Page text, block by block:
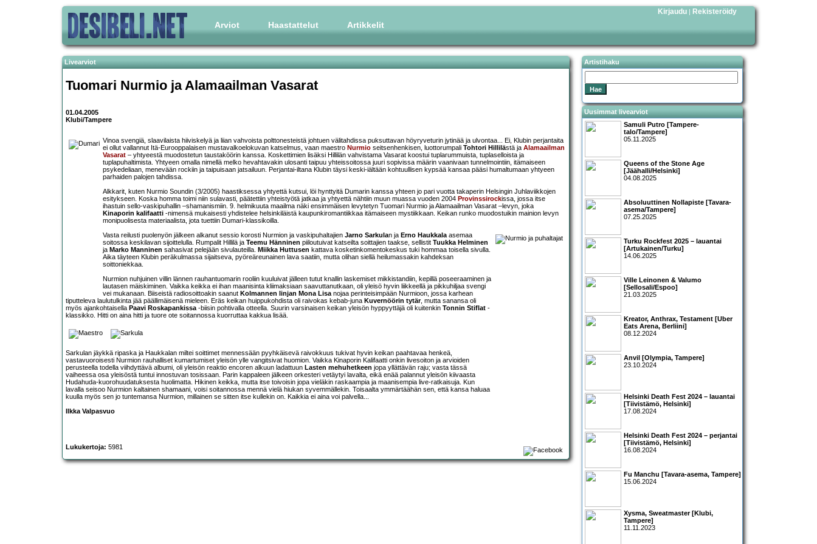
Arviot Haastattelut Artikkelit
Kirjaudu | Rekisteröidy
Livearviot
Tuomari Nurmio ja Alamaailman Vasarat
01.04.2005
Klubi/Tampere
Vinoa svengiä, slaavilaista hiiviskelyä ja liian vahvoista polttonesteistä johtuen välitahdissa puksuttavan höyryveturin jytinää ja ulvontaa... Ei, Klubin perjantaita
ei ollut vallannut Itä-Eurooppalaisen mustavalkoelokuvan katselmus, vaan maestro Nurmio seitsenhenkisen, luottorumpali Tohtori Hillilästä ja Alamaailman
Vasarat – yhtyeestä muodostetun taustaköörin kanssa. Koskettimien lisäksi Hillilän vahvistama Vasarat koostui tuplarummuista, tuplaselloista ja
tuplapuhaltimista. Yhtyeen omalla nimellä melko hevahtavakin ulosanti taipuu yhteissoitossa juuri sopivissa määrin vaanivaan tunnelmointiin, itämaiseen
psykedeliaan, menevään rockiin ja taipuisaan jatsailuun. Perjantai-iltana Klubin täysi keski-iältään kohtuullisen kypsää kansaa pääsi humaltumaan yhtyeen
parhaiden palojen tahdissa.
Alkkarit, kuten Nurmio Soundin (3/2005) haastiksessa yhtyettä kutsui, löi hynttyitä Dumarin kanssa yhteen jo pari vuotta takaperin Helsingin Juhlaviikkojen
esitykseen. Koska homma toimi niin sulavasti, päätettiin yhteistyötä jatkaa ja yhtyettä nähtiin muun muassa vuoden 2004 Provinssirockissa, jossa itse
ihastuin sello-vaskipuhallin –shamanismiin. 9. helmikuuta maailma näki ensimmäisen levytetyn Tuomari Nurmio ja Alamaailman Vasarat –levyn, joka
Kinaporin kalifaatti -nimensä mukaisesti yhdistelee helsinkiläistä kaupunkiromantiikkaa itämaiseen mystiikkaan. Keikan runko muodostuikin mainion levyn
monipuolisesta materiaalista, jota tuettiin Dumari-klassikoilla.
Vasta reilusti puolenyön jälkeen alkanut sessio korosti Nurmion ja vaskipuhaltajien Jarno Sarkulan ja Erno Haukkalaasemaa
soitossa keskilavan sijoittelulla. Rumpalit Hillilä ja Teemu Hänninen piiloutuivat katseilta soittajien taakse, sellistit Tuukka Helminen
ja Marko Manninen sahasivat pelejään sivulauteilla. Miikka Huttusen kattava kosketinkomentokeskus tuki hommaa toisella sivulla.
Aika täyteen Klubin peräkulmassa sijaitseva, pyöreäreunainen lava saatiin, mutta olihan siellä heilumassakin kahdeksan
soittoniekkaa.
Nurmion nuhjuinen villin lännen rauhantuomarin rooliin kuuluivat jälleen tutut knallin laskemiset mikkistandiin, kepillä poseeraaminen ja
lautasen mäiskiminen. Vaikka keikka ei ihan maanisinta kliimaksiaan saavuttanutkaan, oli yleisö hyvin liikkeellä ja pikkuhiljaa svengi
vei mukanaan. Biiseistä radiosoittoakin saanut Kolmannen linjan Mona Lisanojaa perinteisimpään Nurmioon, jossa karhean
tiputteleva laulutulkinta jää päällimäisenä mieleen. Eräs keikan huippukohdista oli raivokas kebab-juna Kuvernöörin tytär, mutta sanansa oli
myös ajankohtaisella Paavi Roskapankissa-biisin pohtivalla otteella. Suurin varsinaisen keikan yleisön hyppyyttäjä oli kuitenkin Tonnin Stiflat -
klassikko. Hitti on aina hitti ja tuore ote soitannossa kuorruttaa kakkua lisää.
Sarkulan jäykkä ripaska ja Haukkalan miltei soittimet mennessään pyyhkäisevä raivokkuus tukivat hyvin keikan paahtavaa henkeä,
vastavuoroisesti Nurmion rauhalliset kumartumiset yleisön ylle vangitsivat huomion. Vaikka Kinaporin Kalifaatti onkin livesoiton ja arvioiden
perusteella todella viihdyttävä albumi, oli yleisön reaktio encoren alkuun ladattuun Lasten mehuhetkeen jopa yllättävän raju; vasta tässä
vaiheessa osa yleisöstä tuntui innostuvan tosissaan. Parin kappaleen jälkeen orkesteri vetäytyi lavalta, eikä enää palannut yleisön kiivaasta
Hudahuda-kuorohuudatuksesta huolimatta. Hikinen keikka, mutta itse toivoisin jopa vieläkin raskaampia ja maanisempia live-ratkaisuja. Kun
lavalla seisoo Nurmion kaltainen shamaani, voisi soitannossa mennä vielä hiukan syvemmällekin. Toisaalta ymmärtäähän sen, että kansa haluaa
kuulla myös sen jo tuntemansa Nurmion, millainen se sitten itse kullekin on. Kaikkia ei aina voi palvella...
Ilkka Valpasvuo
Lukukertoja: 5981
Artistihaku
Uusimmat livearviot
Samuli Putro [Tampere-
talo/Tampere]
05.11.2025
Queens of the Stone Age
[Jäähalli/Helsinki]
04.08.2025
Absoluuttinen Nollapiste [Tavara-
asema/Tampere]
07.25.2025
Turku Rockfest 2025 – lauantai
[Artukainen/Turku]
14.06.2025
Ville Leinonen & Valumo
[Sellosali/Espoo]
21.03.2025
Kreator, Anthrax, Testament [Uber
Eats Arena, Berliini]
08.12.2024
Anvil [Olympia, Tampere]
23.10.2024
Helsinki Death Fest 2024 – lauantai
[Tiivistämö, Helsinki]
17.08.2024
Helsinki Death Fest 2024 – perjantai
[Tiivistämö, Helsinki]
16.08.2024
Fu Manchu [Tavara-asema, Tampere]
15.06.2024
Xysma, Sweatmaster [Klubi,
Tampere]
11.11.2023